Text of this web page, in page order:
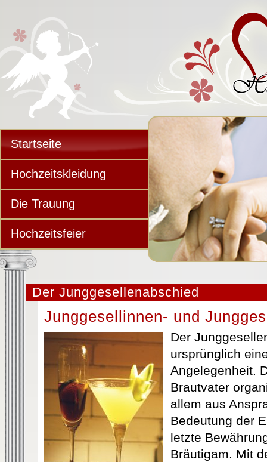
Startseite
Hochzeitskleidung
Die Trauung
Hochzeitsfeier
Der Junggesellenabschied
Junggesellinnen- und
Der
ursprünglich
Angelegenheit.
Brautvater
allem aus
Bedeutung der
letzte
Bräutigam. Mit